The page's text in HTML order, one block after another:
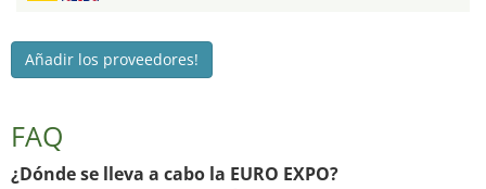
Añadir los proveedores!
FAQ
¿Dónde se lleva a cabo la EURO EXPO?